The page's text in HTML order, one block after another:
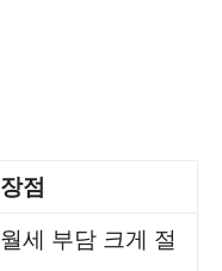
장점
월세 부담 크게 절